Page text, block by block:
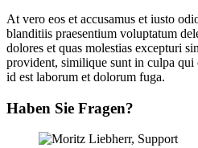
At vero eos et accusamus et iusto
blanditiis praesentium voluptatum
dolores et quas molestias excepturi
provident, similique sunt in culpa
id est laborum et dolorum fuga.
Haben Sie Fragen?